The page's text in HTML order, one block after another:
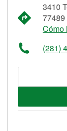
3410
77489
Cómo
(281)